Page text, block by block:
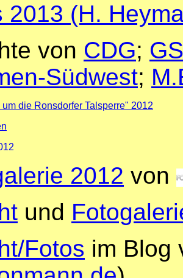
2013 (H.
von CDG;
Südwest;
die Ronsdorfer Talsperre" 2012
2012 von
und
Fotos im Blog